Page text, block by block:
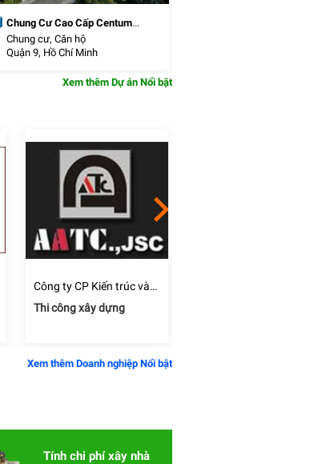
Chung Cư Cao Cấp Centum
Wealth
Chung cư, Căn hộ
Quận 9, Hồ Chí Minh
Xem thêm Dự án Nổi bật
Công ty CP Kiến trúc và
bộ AATC
Thi công xây dựng
Xem thêm Doanh nghiệp Nổi bật
Tính chi phí xây nhà